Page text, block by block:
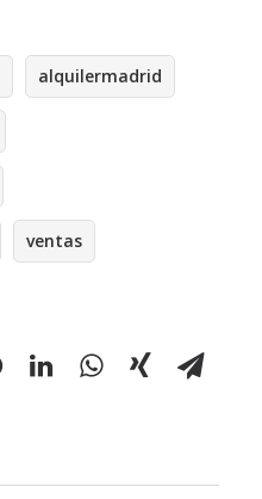
alquilermadrid
ventas